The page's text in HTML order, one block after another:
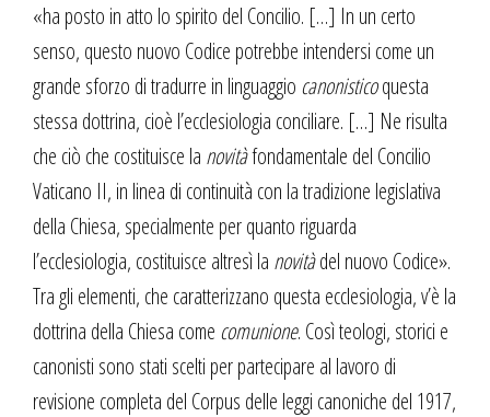
«ha posto in atto lo spirito del Concilio. […] In un certo
senso, questo nuovo Codice potrebbe intendersi come un
grande sforzo di tradurre in linguaggio canonisticoquesta
stessa dottrina, cioè l’ecclesiologia conciliare. […] Ne risulta
che ciò che costituisce la novitàfondamentale del Concilio
Vaticano II, in linea di continuità con la tradizione legislativa
della Chiesa, specialmente per quanto riguarda
l’ecclesiologia, costituisce altresì la novitàdel nuovo Codice».
Tra gli elementi, che caratterizzano questa ecclesiologia, v’è la
dottrina della Chiesa come comunione. Così teologi, storici e
canonisti sono stati scelti per partecipare al lavoro di
revisione completa del Corpus delle leggi canoniche del 1917,